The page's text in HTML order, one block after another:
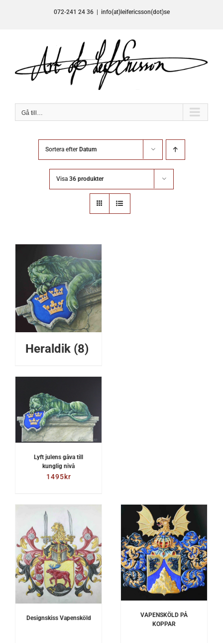
072-241 24 36 info(at)leifericsson(dot)se
Gå till…
Sortera efter Datum
Visa 36 produkter
Heraldik (8)
Lyft julens gåva till
kunglig nivå
1495kr
Designskiss Vapensköld
DETALJER
VAPENSKÖLD PÅ
KOPPAR